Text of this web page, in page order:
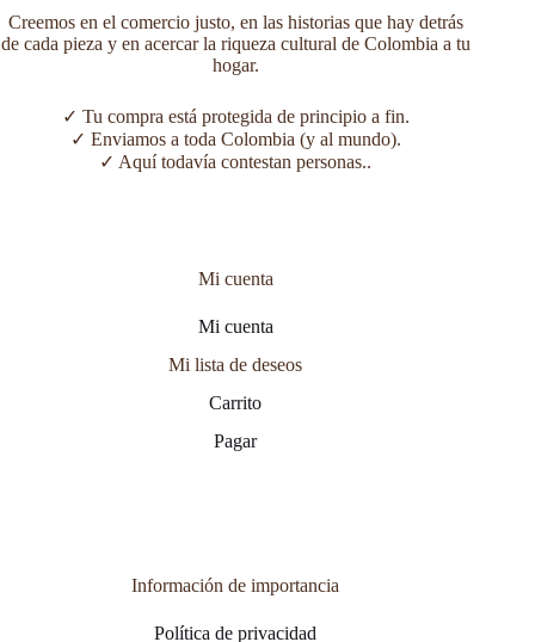
Creemos en el comercio justo, en las historias que hay detrás
de cada pieza y en acercar la riqueza cultural de Colombia a tu
hogar.
✓ Tu compra está protegida de principio a fin.
✓ Enviamos a toda Colombia (y al mundo).
✓ Aquí todavía contestan personas..
Mi cuenta
Mi cuenta
Mi lista de deseos
Carrito
Pagar
Información de importancia
Política de privacidad